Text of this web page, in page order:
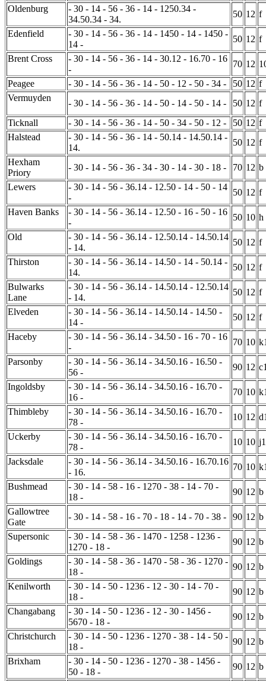
Oldenburg
- 30 - 14 - 56 - 36 - 14 - 1250.34 -
34.50.34 - 34.
50 12 f
Edenfield
- 30 - 14 - 56 - 36 - 14 - 1450 - 14 - 1450 -
14 -
50 12 f
Brent Cross
- 30 - 14 - 56 - 36 - 14 - 30.12 - 16.70 - 16
-
70 12
Peagee
- 30 - 14 - 56 - 36 - 14 - 50 - 12 - 50 - 34 - 50 12 f
Vermuyden
- 30 - 14 - 56 - 36 - 14 - 50 - 14 - 50 - 14 - 50 12 f
Ticknall
- 30 - 14 - 56 - 36 - 14 - 50 - 34 - 50 - 12 - 50 12 f
Halstead
- 30 - 14 - 56 - 36 - 14 - 50.14 - 14.50.14 -
14.
50 12 f
Hexham
Priory
- 30 - 14 - 56 - 36 - 34 - 30 - 14 - 30 - 18 - 70 12 b
Lewers
- 30 - 14 - 56 - 36.14 - 12.50 - 14 - 50 - 14
-
50 12 f
Haven Banks
- 30 - 14 - 56 - 36.14 - 12.50 - 16 - 50 - 16
-
50 10 h
Old
- 30 - 14 - 56 - 36.14 - 12.50.14 - 14.50.14
- 14.
50 12 f
Thirston
- 30 - 14 - 56 - 36.14 - 14.50 - 14 - 50.14 -
14.
50 12 f
Bulwarks
Lane
- 30 - 14 - 56 - 36.14 - 14.50.14 - 12.50.14
- 14.
50 12 f
Elveden
- 30 - 14 - 56 - 36.14 - 14.50.14 - 14.50 -
14 -
50 12 f
Haceby
- 30 - 14 - 56 - 36.14 - 34.50 - 16 - 70 - 16
-
70 10
Parsonby
- 30 - 14 - 56 - 36.14 - 34.50.16 - 16.50 -
56 -
90 12
Ingoldsby
- 30 - 14 - 56 - 36.14 - 34.50.16 - 16.70 -
16 -
70 10
Thimbleby
- 30 - 14 - 56 - 36.14 - 34.50.16 - 16.70 -
78 -
10 12
Uckerby
- 30 - 14 - 56 - 36.14 - 34.50.16 - 16.70 -
78 -
10 10 j1
Jacksdale
- 30 - 14 - 56 - 36.14 - 34.50.16 - 16.70.16
- 16.
70 10
Bushmead
- 30 - 14 - 58 - 16 - 1270 - 38 - 14 - 70 -
18 -
90 12 b
Gallowtree
Gate
- 30 - 14 - 58 - 16 - 70 - 18 - 14 - 70 - 38 - 90 12 b
Supersonic
- 30 - 14 - 58 - 36 - 1470 - 1258 - 1236 -
1270 - 18 -
90 12 b
Goldings
- 30 - 14 - 58 - 36 - 1470 - 58 - 36 - 1270 -
18 -
90 12 b
Kenilworth
- 30 - 14 - 50 - 1236 - 12 - 30 - 14 - 70 -
18 -
90 12 b
Changabang
- 30 - 14 - 50 - 1236 - 12 - 30 - 1456 -
5670 - 18 -
90 12 b
Christchurch
- 30 - 14 - 50 - 1236 - 1270 - 38 - 14 - 50 -
18 -
90 12 b
Brixham
- 30 - 14 - 50 - 1236 - 1270 - 38 - 1456 -
50 - 18 -
90 12 b